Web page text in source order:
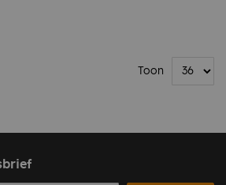
Toon